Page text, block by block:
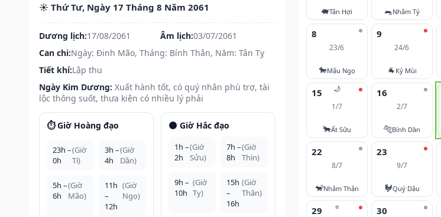
☀️ Thứ Tư, Ngày 17 Tháng 8 Năm 2061
Dương lịch:17/08/2061 Âm lịch:03/07/2061
Can chi:Ngày: Đinh Mão, Tháng: Bính Thân, Năm: Tân Tỵ
Tiết khí:Lập thu
Ngày Kim Dương: Xuất hành tốt, có quý nhân phù trợ, tài
lộc thông suốt, thưa kiện có nhiều lý phải
⏱️ Giờ Hoàng đạo
23h –
0h
(Giờ
Tí)
3h –
4h
(Giờ
Dần)
5h –
6h
(Giờ
Mão)
11h
–
12h
(Giờ
Ngọ)
🌑 Giờ Hắc đạo
1h –
2h
(Giờ
Sửu)
7h –
8h
(Giờ
Thìn)
9h –
10h
(Giờ
Tỵ)
15h
–
16h
(Giờ
Thân)
🐖Tân Hợi 🐀Nhâm Tý
8
23/6
🐎Mậu Ngọ
9
24/6
🐐 Kỷ Mùi
🌙
15
1/7
🐂Ất Sửu
16
2/7
🐅Bính Dần
22
8/7
🐒Nhâm Thân
23
9/7
🐓Quý Dậu
⭐
29 30